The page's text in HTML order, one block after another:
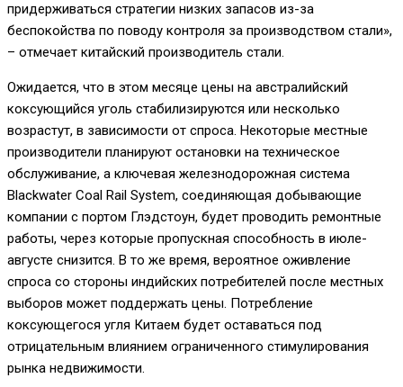
придерживаться стратегии низких запасов из-за
беспокойства по поводу контроля за производством стали»,
– отмечает китайский производитель стали.
Ожидается, что в этом месяце цены на австралийский
коксующийся уголь стабилизируются или несколько
возрастут, в зависимости от спроса. Некоторые местные
производители планируют остановки на техническое
обслуживание, а ключевая железнодорожная система
Blackwater Coal Rail System, соединяющая добывающие
компании с портом Глэдстоун, будет проводить ремонтные
работы, через которые пропускная способность в июле-
августе снизится. В то же время, вероятное оживление
спроса со стороны индийских потребителей после местных
выборов может поддержать цены. Потребление
коксующегося угля Китаем будет оставаться под
отрицательным влиянием ограниченного стимулирования
рынка недвижимости.